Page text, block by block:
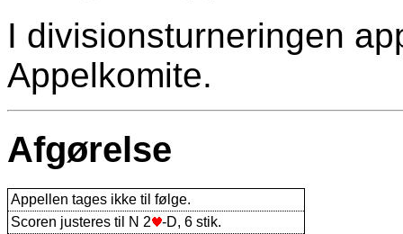
I divisionsturneringen
Appelkomite.
Afgørelse
Appellen tages ikke til følge.
Scoren justeres til N 2
-D, 6 stik.